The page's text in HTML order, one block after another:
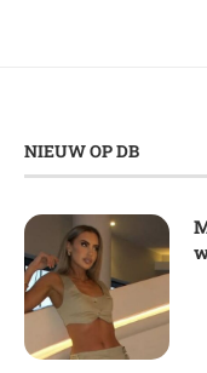
NIEUW OP DB